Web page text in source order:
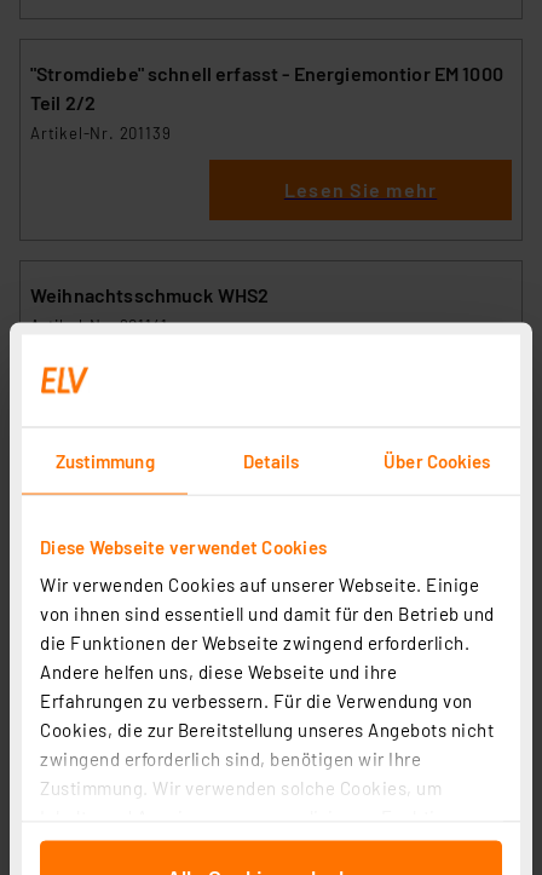
Zustimmung Details Über Cookies
Diese Webseite verwendet Cookies
Wir verwenden Cookies auf unserer Webseite. Einige
von ihnen sind essentiell und damit für den Betrieb und
die Funktionen der Webseite zwingend erforderlich.
Andere helfen uns, diese Webseite und ihre
Erfahrungen zu verbessern. Für die Verwendung von
Cookies, die zur Bereitstellung unseres Angebots nicht
zwingend erforderlich sind, benötigen wir Ihre
Zustimmung. Wir verwenden solche Cookies, um
für soziale Medien anbieten zu können und die Zugriffe
"Stromdiebe" schnell erfasst - Energiemontior EM 1000
Teil 2/2
Artikel-Nr. 201139
Lesen Sie mehr
Weihnachtsschmuck WHS2
Artikel-Nr. 201141
Bissanzeiger-Funkbox FBS4
Lesen Sie mehr
Funksteuerung an der Basis - FS20-
Hutschienensystem FS20 SH Teil 2/3
Artikel-Nr. 201143
Lesen Sie mehr